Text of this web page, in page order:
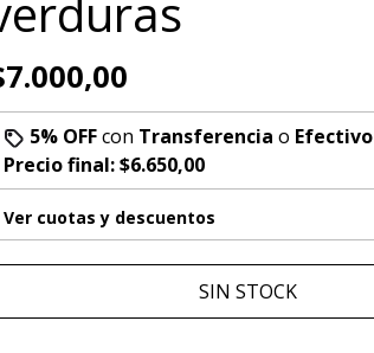
5% OFFcon Transferencia o Efectivo
Precio final:$6.650,00
Ver cuotas y descuentos
SIN STOCK